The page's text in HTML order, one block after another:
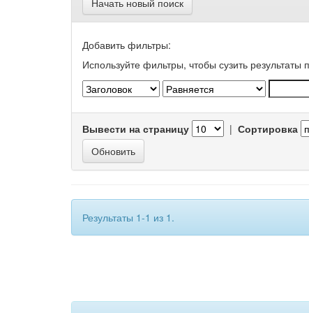
Начать новый поиск
Добавить фильтры:
Используйте фильтры, чтобы сузить результаты
Вывести на страницу | Сортировка
Результаты 1-1 из 1.